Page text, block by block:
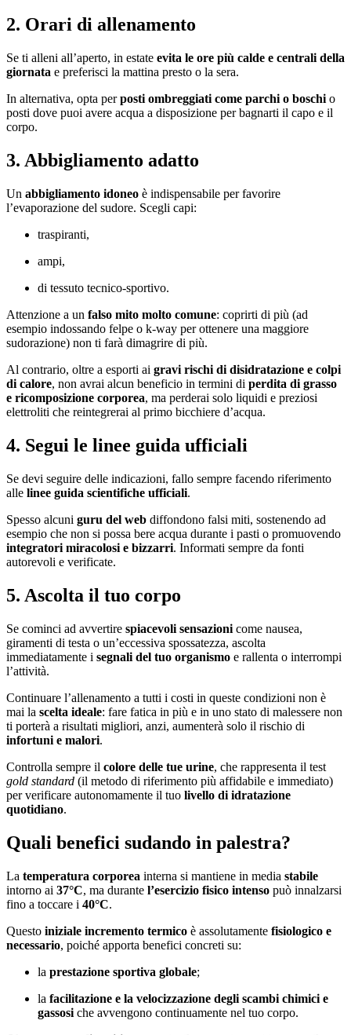
2. Orari di allenamento
Se ti alleni all’aperto, in estate evita le ore più calde e centrali della
giornata e preferisci la mattina presto o la sera.
In alternativa, opta perposti ombreggiati come parchi o boschi o
posti dove puoi avere acqua a disposizione per bagnarti il capo e il
corpo.
3. Abbigliamento adatto
Un abbigliamento idoneo è indispensabile per favorire
l’evaporazione del sudore. Scegli capi:
traspiranti,
ampi,
di tessuto tecnico-sportivo.
Attenzione a un falso mito molto comune: coprirti di più (ad
esempio indossando felpe o k-way per ottenere una maggiore
sudorazione) non ti farà dimagrire di più.
Al contrario, oltre a esporti ai gravi rischi di disidratazione e colpi
di calore, non avrai alcun beneficio in termini di perdita di grasso
e ricomposizione corporea, ma perderai solo liquidi e preziosi
elettroliti che reintegrerai al primo bicchiere d’acqua.
4. Segui le linee guida ufficiali
Se devi seguire delle indicazioni, fallo sempre facendo riferimento
alle linee guida scientifiche ufficiali.
Spesso alcuni guru del web diffondono falsi miti, sostenendo ad
esempio che non si possa bere acqua durante i pasti o promuovendo
integratori miracolosi e bizzarri. Informati sempre da fonti
autorevoli e verificate.
5. Ascolta il tuo corpo
Se cominci ad avvertire spiacevoli sensazioni come nausea,
giramenti di testa o un’eccessiva spossatezza, ascolta
immediatamente i segnali del tuo organismo e rallenta o interrompi
l’attività.
Continuare l’allenamento a tutti i costi in queste condizioni non è
mai la scelta ideale: fare fatica in più e in uno stato di malessere non
ti porterà a risultati migliori, anzi, aumenterà solo il rischio di
infortuni e malori.
Controlla sempre il colore delle tue urine, che rappresenta il test
gold standard (il metodo di riferimento più affidabile e immediato)
per verificare autonomamente il tuo livello di idratazione
quotidiano.
Quali benefici sudando in palestra?
La temperatura corporea interna si mantiene in media stabile
intorno ai 37°C, ma durante l’esercizio fisico intenso può innalzarsi
fino a toccare i 40°C.
Questo iniziale incremento termico è assolutamente fisiologico e
necessario, poiché apporta benefici concreti su:
la prestazione sportiva globale;
la facilitazione e la velocizzazione degli scambi chimici e
gassosi che avvengono continuamente nel tuo corpo.